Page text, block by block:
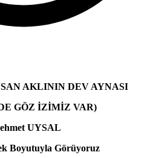
AKLININ DEV AYNASI
GÖZ İZİMİZ VAR)
UYSAL
Boyutuyla Görüyoruz